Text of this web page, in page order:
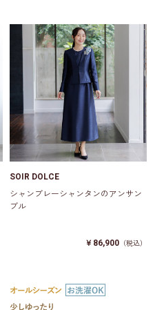
SOIR DOLCE
シャンブレーシャンタンのアンサン
ブル
￥86,900 （税込）